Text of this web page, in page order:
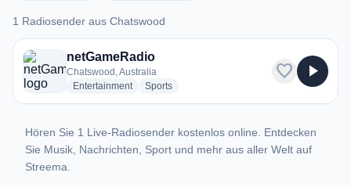
1 Radiosender aus Chatswood
1 Radiosender aus Chatswood
netGameRadio
Chatswood, Australia
Entertainmentradio stations
Sportsradio stations
favorite play_arrow
Hören Sie 1 Live-Radiosender kostenlos online. Entdecken
Sie Musik, Nachrichten, Sport und mehr aus aller Welt auf
Streema.